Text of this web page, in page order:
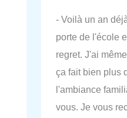
- Voilà un an
porte de l'école
regret. J'ai
ça fait bien plus
l'ambiance
vous. Je vous